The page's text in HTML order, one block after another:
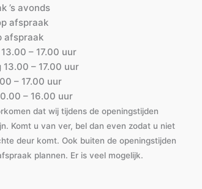
’s avonds
afspraak
afspraak
– 17.00 uur
13.00 – 17.00 uur
– 17.00 uur
– 16.00 uur
dat wij tijdens de openingstijden
Komt u van ver, bel dan even zodat u niet
deur komt. Ook buiten de openingstijden
plannen. Er is veel mogelijk.